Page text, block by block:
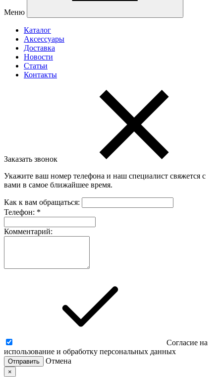
Меню
Каталог
Аксессуары
Доставка
Новости
Статьи
Контакты
Заказать звонок
Укажите ваш номер телефона и наш специалист свяжется с
вами в самое ближайшее время.
Как к вам обращаться:
Телефон: *
Комментарий:
Согласие на
использование и обработку персональных данных
Отмена
×